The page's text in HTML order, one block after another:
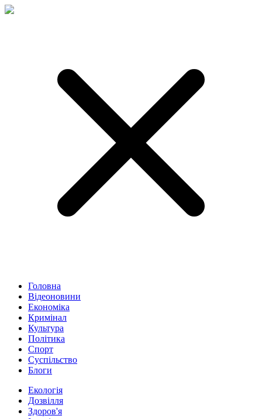
Головна
Відеоновини
Економіка
Кримінал
Культура
Політика
Спорт
Суспільство
Блоги
Екологія
Дозвілля
Здоров'я